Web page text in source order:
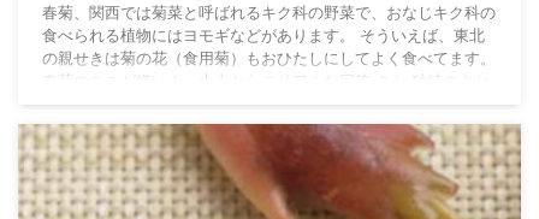
春菊、関西では菊菜と呼ばれるキク科の野菜で、おなじキク科の
食べられる植物にはヨモギなどがあります。 そういえば、東北
の親せきは菊の花（食用菊）もおひたしにしてよく食べてます。
春菊のここが嫌い！ 大人からのリアルな回答 クセ 独特のクセ
きに入っていて食べた瞬間吐き出した。 匂 ...